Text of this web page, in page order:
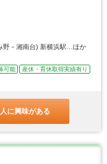
野－湘南台) 新横浜駅…ほか
可能
産休・育休取得実績有り
に興味がある